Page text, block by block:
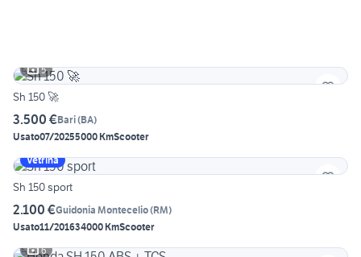
5
Sh 150 🚀
3.500 €Bari(BA)
Usato07/20255000 KmScooter
Vetrina
Sh 150 sport
2.100 €Guidonia Montecelio(RM)
Usato11/201634000 KmScooter
6